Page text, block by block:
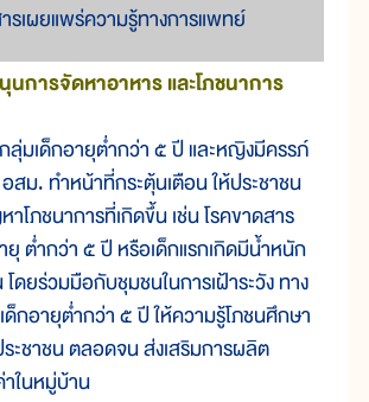
รเผยแพร่ความรู้ทางการแพทย์
การจัดหาอาหาร และโภชนาการ
เด็กอายุต่ำกว่า ๕ ปี และหญิงมีครรภ์
สม. ทำหน้าที่กระตุ้นเตือน ให้ประชาชน
โภชนาการที่เกิดขึ้น เช่น โรคขาดสาร
ยุ ต่ำกว่า ๕ ปี หรือเด็กแรกเกิดมีน้ำหนัก
ดยร่วมมือกับชุมชนในการเฝ้าระวัง ทาง
ด็กอายุต่ำกว่า ๕ ปี ให้ความรู้โภชนศึกษา
ระชาชน ตลอดจน ส่งเสริมการผลิต
ในหมู่บ้าน